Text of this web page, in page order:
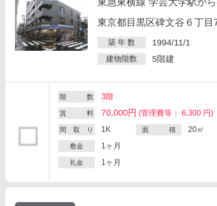
東京都目黒区碑文谷６丁目
築 年 数 1994/11/1
建物階数 5階建
階 数 3階
賃 料 70,000円 (管理費等： 6,300 円)
間 取 り 1K 面 積 20㎡
敷金 1ヶ月
礼金 1ヶ月